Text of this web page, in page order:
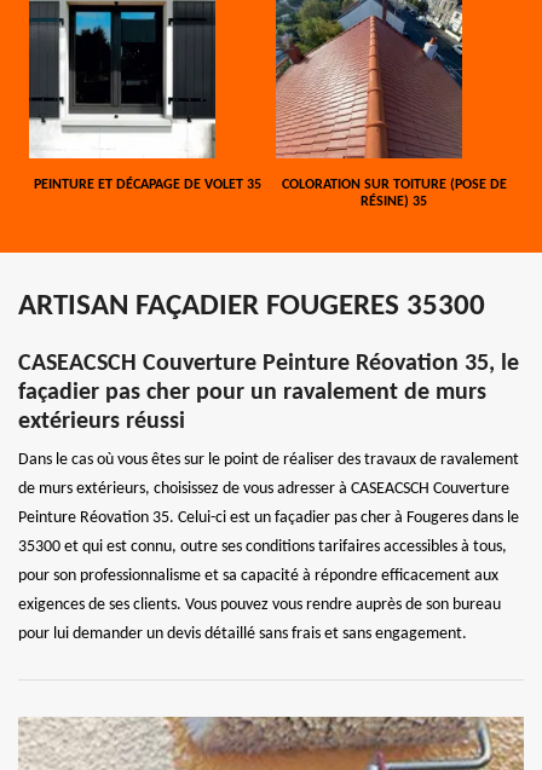
PEINTURE ET DÉCAPAGE DE VOLET 35
COLORATION SUR TOITURE (POSE DE
RÉSINE) 35
ARTISAN FAÇADIER FOUGERES 35300
CASEACSCH Couverture Peinture Réovation 35, le
façadier pas cher pour un ravalement de murs
extérieurs réussi
Dans le cas où vous êtes sur le point de réaliser des travaux de ravalement
de murs extérieurs, choisissez de vous adresser à CASEACSCH Couverture
Peinture Réovation 35. Celui-ci est un façadier pas cher à Fougeres dans le
35300 et qui est connu, outre ses conditions tarifaires accessibles à tous,
pour son professionnalisme et sa capacité à répondre efficacement aux
exigences de ses clients. Vous pouvez vous rendre auprès de son bureau
pour lui demander un devis détaillé sans frais et sans engagement.